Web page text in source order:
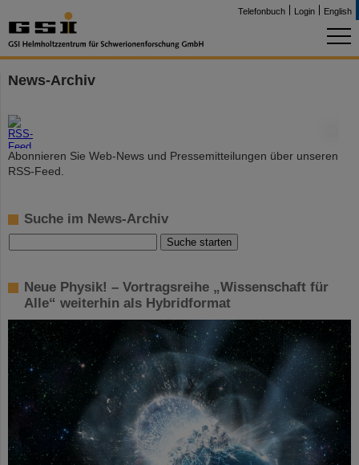
Telefonbuch Login English
News-Archiv
Abonnieren Sie Web-News und Pressemitteilungen über unseren
RSS-Feed.
Suche im News-Archiv
Neue Physik! – Vortragsreihe „Wissenschaft für
Alle“ weiterhin als Hybridformat